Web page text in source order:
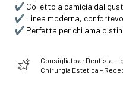
✔️ Colletto a camicia dal
✔️ Linea moderna,
✔️ Perfetta per chi ama
Consigliato a: Dentista –
Chirurgia Estetica –